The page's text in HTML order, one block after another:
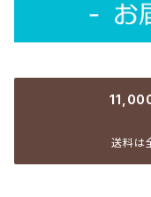
11,000
送料は